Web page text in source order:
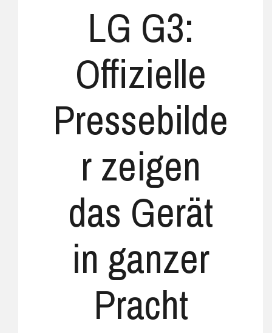
LG G3:
Offizielle
Pressebilde
r zeigen
das Gerät
in ganzer
Pracht